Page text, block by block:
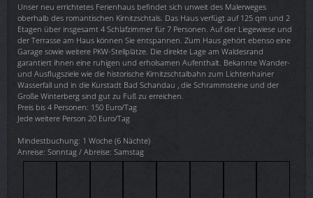
Unser neu errichtetes Ferienhaus befindet sich unweit des Malerweges
oberhalb des romantischen Kirnitzschtals. Das Haus verfügt auf 125 qm und 2
Etagen über insgesamt 4 Schlafzimmer für 7 Personen. Auf der Liegewiese und
der Terrasse am Haus können Sie entspannen. Zum Haus gehört ebenso eine
Garage sowie weitere PKW-Stellplätze. Die direkte Lage am Waldesrand
garantiert ihnen eine ruhigen und erholsamen Aufenthalt. Bekannte Wander-
und Ausflugsziele wie die historische Kirnitzschtalbahn zum Lichtenhainer
Wasserfall und in die Kurstadt Bad Schandau , die Schrammsteine und der
Große Winterberg sind gut zu Fuß zu erreichen.
Preis bis 4 Personen: 150 Euro/Tag
Jede weitere Person 20 Euro/Tag
Mindestbuchung: 1 Woche (6 Nächte)
Anreise: Sonntag / Abreise: Samstag